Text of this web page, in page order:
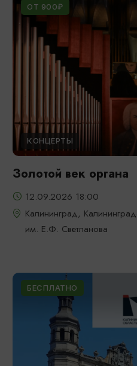
ОТ 900₽
КОНЦЕРТЫ
Золотой век органа
12.09.2026 18:00
Калининград,
им. Е.Ф. Светланова
БЕСПЛАТНО